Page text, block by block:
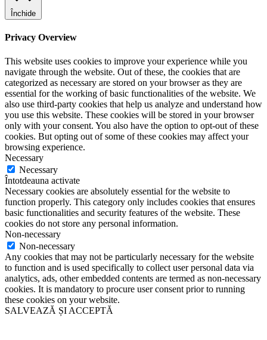
Închide
Privacy Overview
This website uses cookies to improve your experience while you
navigate through the website. Out of these, the cookies that are
categorized as necessary are stored on your browser as they are
essential for the working of basic functionalities of the website. We
also use third-party cookies that help us analyze and understand how
you use this website. These cookies will be stored in your browser
only with your consent. You also have the option to opt-out of these
cookies. But opting out of some of these cookies may affect your
browsing experience.
Necessary
Necessary
Întotdeauna activate
Necessary cookies are absolutely essential for the website to
function properly. This category only includes cookies that ensures
basic functionalities and security features of the website. These
cookies do not store any personal information.
Non-necessary
Non-necessary
Any cookies that may not be particularly necessary for the website
to function and is used specifically to collect user personal data via
analytics, ads, other embedded contents are termed as non-necessary
cookies. It is mandatory to procure user consent prior to running
these cookies on your website.
SALVEAZĂ ȘI ACCEPTĂ